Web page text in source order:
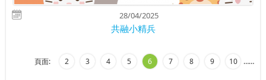
28/04/2025
共融小精兵
頁面: …
2 3 4 5 6 7 8 9 10 …